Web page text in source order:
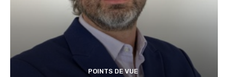
POINTS DE VUE